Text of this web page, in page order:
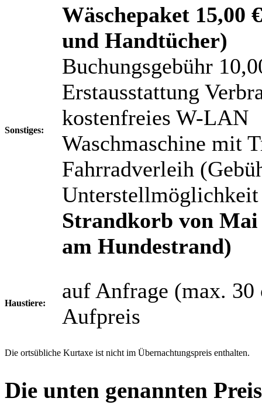
Sonstiges:
Wäschepaket 15,00
und Handtücher)
Buchungsgebühr
Erstausstattung
kostenfreies W-LAN
Waschmaschine mit
Fahrradverleih
Strandkorb von
am Hundestrand)
Haustiere:
auf Anfrage (max. 30
Aufpreis
Die ortsübliche Kurtaxe ist nicht im Übernachtungspreis enthalten.
Die unten genannten